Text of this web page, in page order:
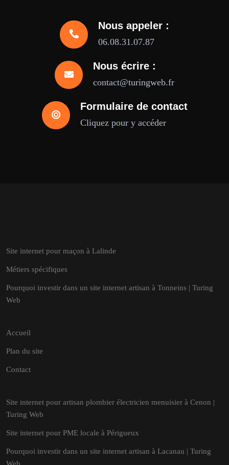
Nous appeler :
06.08.31.07.87
Nous écrire :
contact@turingweb.fr
Formulaire de contact
Cliquez pour y accéder
Site internet pour maçon à Lalinde
Métiers spécifiques
Pourquoi investir dans un site internet artisan à Tonneins | Turing
Web
Accueil
Plan du site
Contact
Site internet pour artisan plombier électricien menuisier à Cenon |
Turing Web
Site internet pour PME locale à Périgueux
Pourquoi investir dans un site internet artisan à Lacanau | Turing